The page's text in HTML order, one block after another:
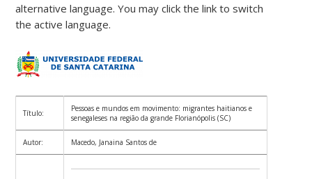
alternative language. You may click the link to switch
the active language.
Título:
Pessoas e mundos em movimento: migrantes haitianos e
senegaleses na região da grande Florianópolis (SC)
Autor: Macedo, Janaina Santos de